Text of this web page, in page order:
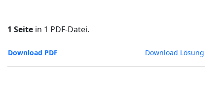
1 Seite in 1 PDF-Datei.
Download PDF Download Lösung